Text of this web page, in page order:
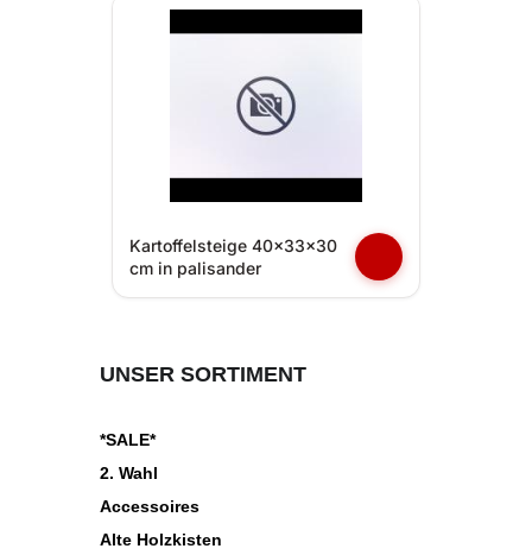
Kartoffelsteige 40x33x30
cm in palisander
UNSER SORTIMENT
*SALE*
2. Wahl
Accessoires
Alte Holzkisten